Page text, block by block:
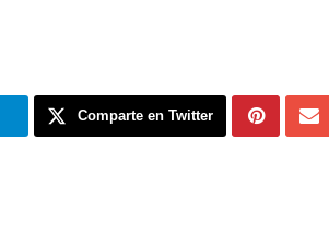
Comparte en Twitter